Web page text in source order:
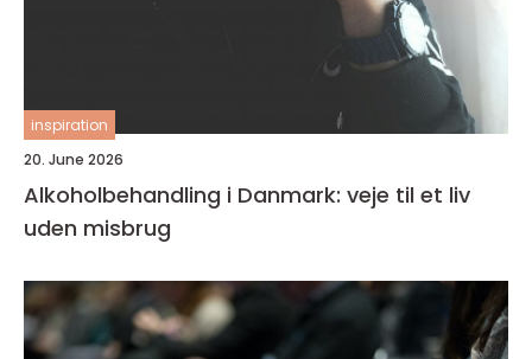
inspiration
20. June 2026
Alkoholbehandling i Danmark: veje til et liv
uden misbrug